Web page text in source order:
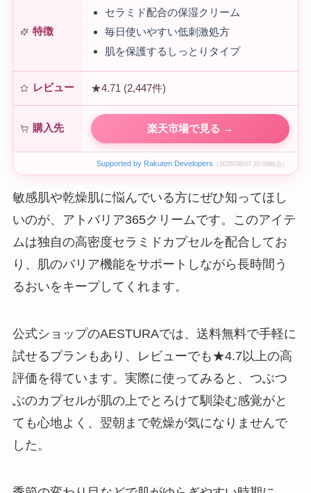
アトバリ…
特徴
セラミド配合の保湿クリーム
毎日使いやすい低刺激処方
肌を保護するしっとりタイプ
レビュー ★4.71 (2,447件)
購入先 楽天市場で見る →
Supported by Rakuten Developers （2026/08/07 20:06時点）
敏感肌や乾燥肌に悩んでいる方にぜひ知ってほし
いのが、アトバリア365クリームです。このアイテ
ムは独自の高密度セラミドカプセルを配合してお
り、肌のバリア機能をサポートしながら長時間う
るおいをキープしてくれます。
公式ショップのAESTURAでは、送料無料で手軽に
試せるプランもあり、レビューでも★4.7以上の高
評価を得ています。実際に使ってみると、つぶつ
ぶのカプセルが肌の上でとろけて馴染む感覚がと
ても心地よく、翌朝まで乾燥が気になりませんで
した。